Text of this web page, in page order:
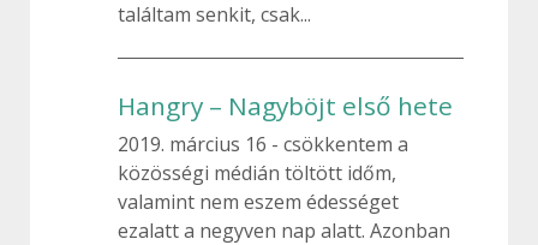
találtam senkit, csak...
Hangry – Nagyböjt első hete
2019. március 16
csökkentem a
közösségi médián töltött időm,
valamint nem eszem édességet
ezalatt a negyven nap alatt. Azonban